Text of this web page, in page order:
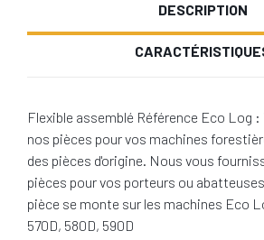
DESCRIPTION
Flexible assemblé Référence Eco Log :
nos pièces pour vos machines
des pièces d'origine. Nous vous
pièces pour vos porteurs ou
pièce se monte sur les machines Eco
570D, 580D, 590D